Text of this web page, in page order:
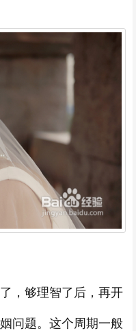
，够理智了后，再开
问题。这个周期一般